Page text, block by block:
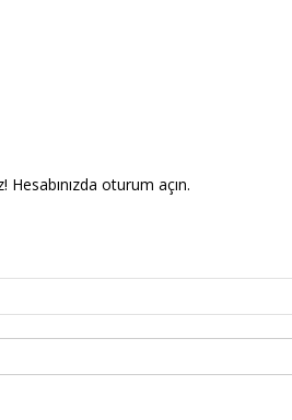
Hesabınızda oturum açın.